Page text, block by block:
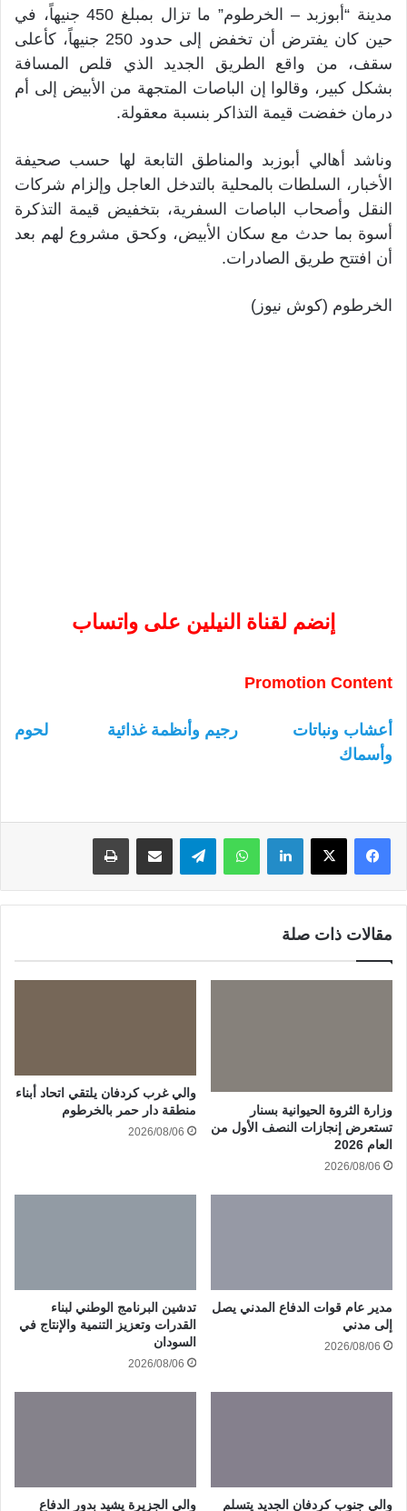
مدينة “أبوزبد – الخرطوم” ما تزال بمبلغ 450 جنيهاً، في
حين كان يفترض أن تخفض إلى حدود 250 جنيهاً، كأعلى
سقف، من واقع الطريق الجديد الذي قلص المسافة
بشكل كبير، وقالوا إن الباصات المتجهة من الأبيض إلى أم
درمان خفضت قيمة التذاكر بنسبة معقولة.
وناشد أهالي أبوزبد والمناطق التابعة لها حسب صحيفة
الأخبار، السلطات بالمحلية بالتدخل العاجل وإلزام شركات
النقل وأصحاب الباصات السفرية، بتخفيض قيمة التذكرة
أسوة بما حدث مع سكان الأبيض، وكحق مشروع لهم بعد
أن افتتح طريق الصادرات.
الخرطوم (كوش نيوز)
إنضم لقناة النيلين على واتساب
Promotion Content
أعشاب ونباتات رجيم وأنظمة غذائية
لحوم
وأسماك
لينكدإن واتساب
مقالات ذات صلة
وزارة الثروة الحيوانية بسنار
تستعرض إنجازات النصف الأول من
العام 2026
2026/08/06
والي غرب كردفان يلتقي اتحاد أبناء
منطقة دار حمر بالخرطوم
2026/08/06
مدير عام قوات الدفاع المدني يصل
إلى مدني
2026/08/06
تدشين البرنامج الوطني لبناء
القدرات وتعزيز التنمية والإنتاج في
السودان
2026/08/06
والي جنوب كردفان الجديد يتسلم والي الجزيرة يشيد بدور الدفاع